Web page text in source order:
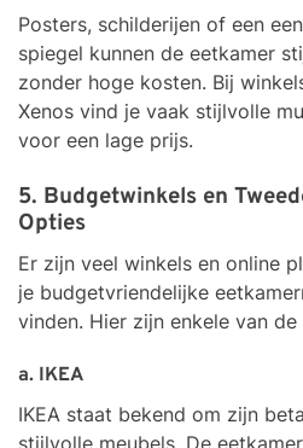
Posters, schilderijen of een
spiegel kunnen de eetkamer
zonder hoge kosten. Bij
Xenos vind je vaak stijlvolle
voor een lage prijs.
5. Budgetwinkels en
Opties
Er zijn veel winkels en online
je budgetvriendelijke
vinden. Hier zijn enkele van
a. IKEA
IKEA staat bekend om zijn